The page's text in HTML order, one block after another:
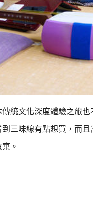
統文化深度體驗之旅也
三味線有點想買，而且
。